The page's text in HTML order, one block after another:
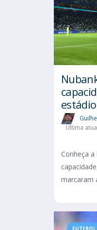
Última
Conheça
marcaram
FUTEBOL